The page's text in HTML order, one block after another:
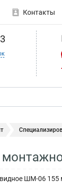
Контакты
ШМ-06 155